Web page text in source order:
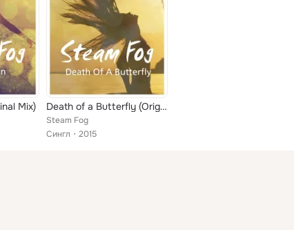
Mix) Death of a Butterfly (Original Mix)
Steam Fog
Сингл
2015